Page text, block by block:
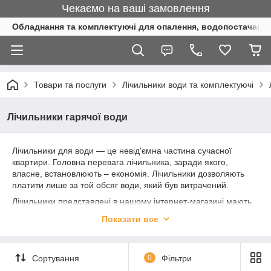
Чекаємо на ваші замовлення
Обладнання та комплектуючі для опалення, водопостачання
Товари та послуги Лічильники води та комплектуючі
Лічильники гарячої води
Лічильники для води ― це невід'ємна частина сучасної
квартири. Головна перевага лічильника, заради якого,
власне, встановлюють – економія. Лічильники дозволяють
платити лише за той обсяг води, який був витрачений.
Лічильники представлені в нашому інтернет-магазині мають
державним стандартам, а також гарантію
Показати все
Сортування 0 Фільтри